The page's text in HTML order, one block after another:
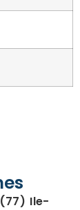
Ile-